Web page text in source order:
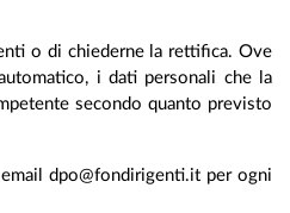
o di chiederne la rettifica. Ove
i dati personali che la
secondo quanto previsto
dpo@fondirigenti.it per ogni